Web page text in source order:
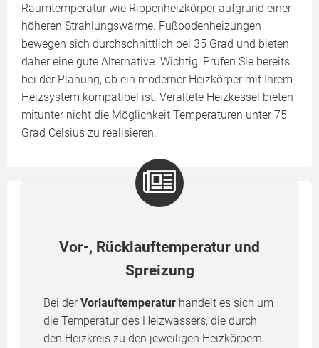
Raumtemperatur wie Rippenheizkörper aufgrund einer
höheren Strahlungswärme. Fußbodenheizungen
bewegen sich durchschnittlich bei 35 Grad und bieten
daher eine gute Alternative. Wichtig: Prüfen Sie bereits
bei der Planung, ob ein moderner Heizkörper mit Ihrem
Heizsystem kompatibel ist. Veraltete Heizkessel bieten
mitunter nicht die Möglichkeit Temperaturen unter 75
Grad Celsius zu realisieren.
Vor-, Rücklauftemperatur und
Spreizung
Bei derVorlauftemperatur handelt es sich um
die Temperatur des Heizwassers, die durch
den Heizkreis zu den jeweiligen Heizkörpern